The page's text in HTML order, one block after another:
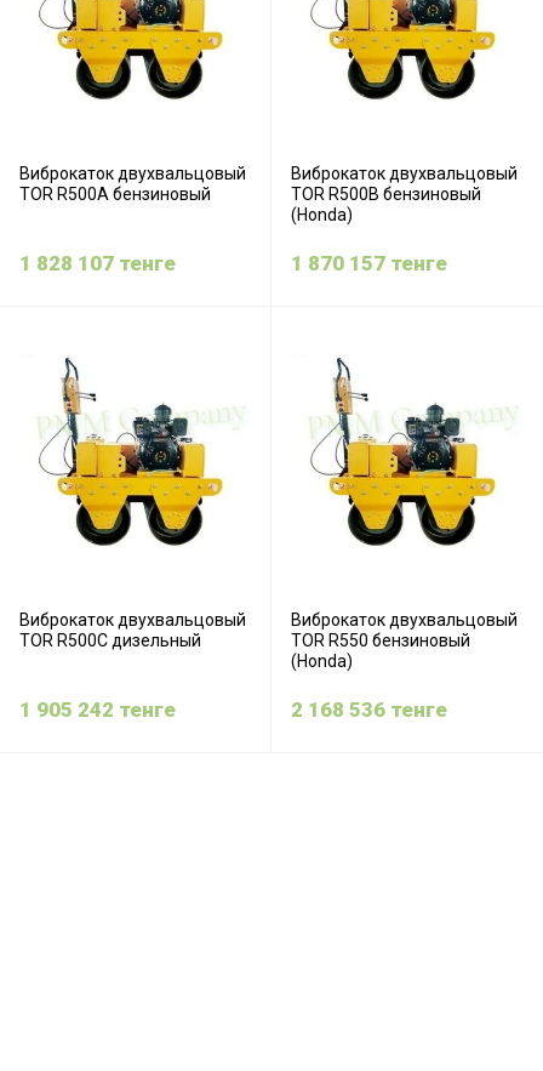
Виброкаток двухвальцовый
TOR R500A бензиновый
1 828 107 тенге
Виброкаток двухвальцовый
TOR R500B бензиновый
(Honda)
1 870 157 тенге
Виброкаток двухвальцовый
TOR R500C дизельный
1 905 242 тенге
Виброкаток двухвальцовый
TOR R550 бензиновый
(Honda)
2 168 536 тенге